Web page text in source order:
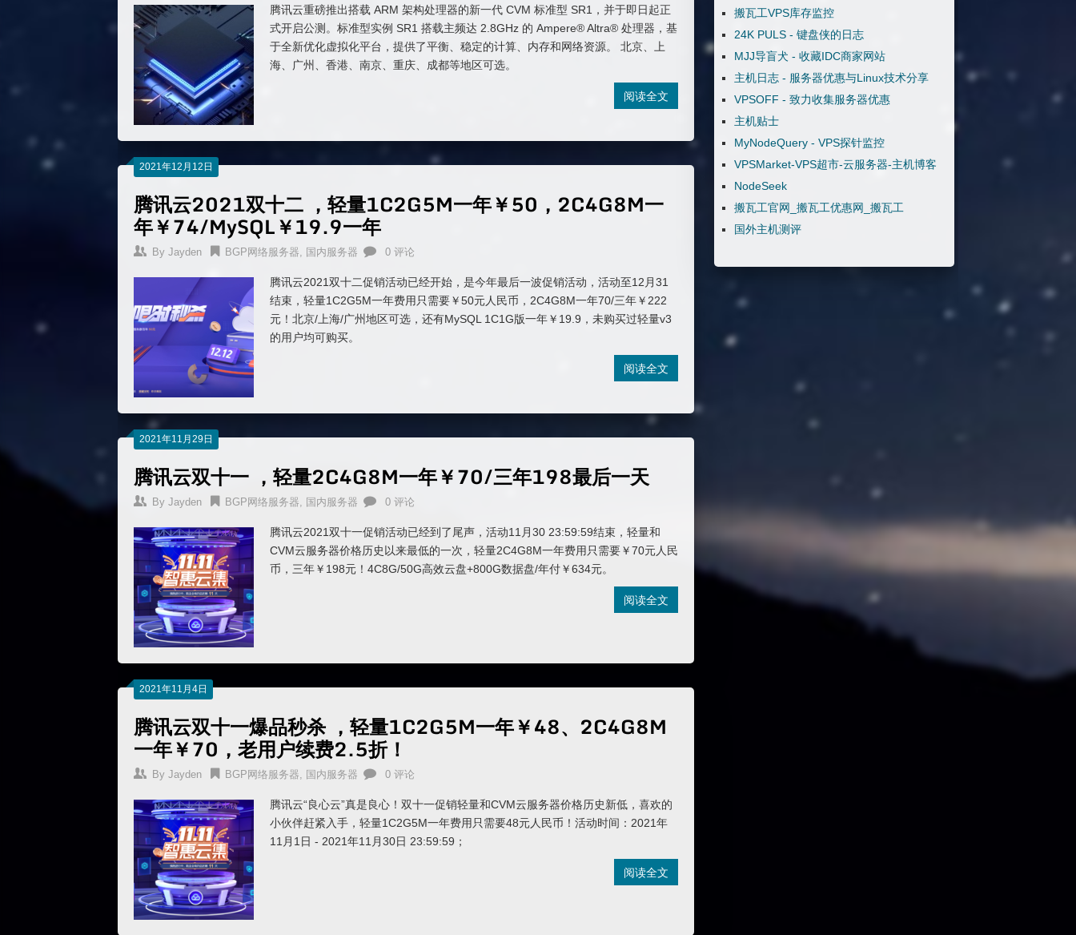
腾讯云重磅推出搭载 ARM 架构处理器的新一代 CVM 标准型 SR1，并于即日起正
式开启公测。标准型实例 SR1 搭载主频达 2.8GHz 的 Ampere® Altra® 处理器，基
于全新优化虚拟化平台，提供了平衡、稳定的计算、内存和网络资源。 北京、上
海、广州、香港、南京、重庆、成都等地区可选。
阅读全文
2021年12月12日
腾讯云2021双十二 ，轻量1C2G5M一年￥50，2C4G8M一
年￥74/MySQL￥19.9一年
By Jayden BGP网络服务器, 国内服务器 0 评论
腾讯云2021双十二促销活动已经开始，是今年最后一波促销活动，活动至12月31
结束，轻量1C2G5M一年费用只需要￥50元人民币，2C4G8M一年70/三年￥222
元！北京/上海/广州地区可选，还有MySQL 1C1G版一年￥19.9，未购买过轻量v3
的用户均可购买。
阅读全文
2021年11月29日
腾讯云双十一 ，轻量2C4G8M一年￥70/三年198最后一天
By Jayden BGP网络服务器, 国内服务器 0 评论
腾讯云2021双十一促销活动已经到了尾声，活动11月30 23:59:59结束，轻量和
CVM云服务器价格历史以来最低的一次，轻量2C4G8M一年费用只需要￥70元人民
币，三年￥198元！4C8G/50G高效云盘+800G数据盘/年付￥634元。
阅读全文
2021年11月4日
腾讯云双十一爆品秒杀 ，轻量1C2G5M一年￥48、2C4G8M
一年￥70，老用户续费2.5折！
By Jayden BGP网络服务器, 国内服务器 0 评论
腾讯云“良心云”真是良心！双十一促销轻量和CVM云服务器价格历史新低，喜欢的
小伙伴赶紧入手，轻量1C2G5M一年费用只需要48元人民币！活动时间：2021年
11月1日 - 2021年11月30日 23:59:59；
阅读全文
搬瓦工VPS库存监控
24K PULS - 键盘侠的日志
MJJ导盲犬 - 收藏IDC商家网站
主机日志 - 服务器优惠与Linux技术分享
VPSOFF - 致力收集服务器优惠
主机贴士
MyNodeQuery - VPS探针监控
VPSMarket-VPS超市-云服务器-主机博客
NodeSeek
搬瓦工官网_搬瓦工优惠网_搬瓦工
国外主机测评